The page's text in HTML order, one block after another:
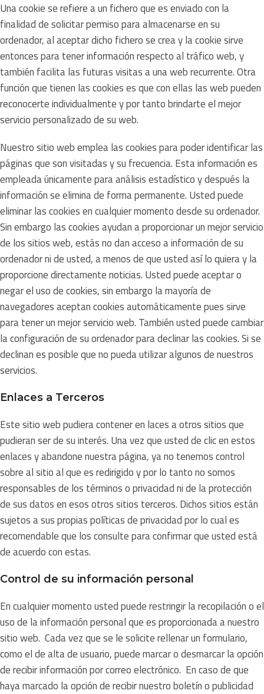
Una cookie se refiere a un fichero que es enviado con la
finalidad de solicitar permiso para almacenarse en su
ordenador, al aceptar dicho fichero se crea y la cookie sirve
entonces para tener información respecto al tráfico web, y
también facilita las futuras visitas a una web recurrente. Otra
función que tienen las cookies es que con ellas las web pueden
reconocerte individualmente y por tanto brindarte el mejor
servicio personalizado de su web.
Nuestro sitio web emplea las cookies para poder identificar las
páginas que son visitadas y su frecuencia. Esta información es
empleada únicamente para análisis estadístico y después la
información se elimina de forma permanente. Usted puede
eliminar las cookies en cualquier momento desde su ordenador.
Sin embargo las cookies ayudan a proporcionar un mejor servicio
de los sitios web, estás no dan acceso a información de su
ordenador ni de usted, a menos de que usted así lo quiera y la
proporcione directamente noticias. Usted puede aceptar o
negar el uso de cookies, sin embargo la mayoría de
navegadores aceptan cookies automáticamente pues sirve
para tener un mejor servicio web. También usted puede cambiar
la configuración de su ordenador para declinar las cookies. Si se
declinan es posible que no pueda utilizar algunos de nuestros
servicios.
Enlaces a Terceros
Este sitio web pudiera contener en laces a otros sitios que
pudieran ser de su interés. Una vez que usted de clic en estos
enlaces y abandone nuestra página, ya no tenemos control
sobre al sitio al que es redirigido y por lo tanto no somos
responsables de los términos o privacidad ni de la protección
de sus datos en esos otros sitios terceros. Dichos sitios están
sujetos a sus propias políticas de privacidad por lo cual es
recomendable que los consulte para confirmar que usted está
de acuerdo con estas.
Control de su información personal
En cualquier momento usted puede restringir la recopilación o el
uso de la información personal que es proporcionada a nuestro
sitio web. Cada vez que se le solicite rellenar un formulario,
como el de alta de usuario, puede marcar o desmarcar la opción
de recibir información por correo electrónico. En caso de que
haya marcado la opción de recibir nuestro boletín o publicidad